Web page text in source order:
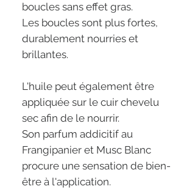
boucles sans effet gras.
Les boucles sont plus fortes,
durablement nourries et
brillantes.
L'huile peut également être
appliquée sur le cuir chevelu
sec afin de le nourrir.
Son parfum addicitif au
Frangipanier et Musc Blanc
procure une sensation de bien-
être à l'application.